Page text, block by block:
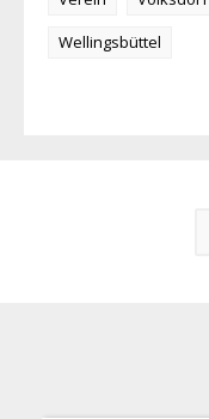
Wellingsbüttel